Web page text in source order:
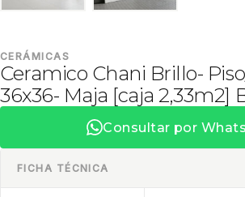
CERÁMICAS
Ceramico Chani Brillo-
36x36- Maja [caja 2,33m2]
Consultar por
FICHA TÉCNICA